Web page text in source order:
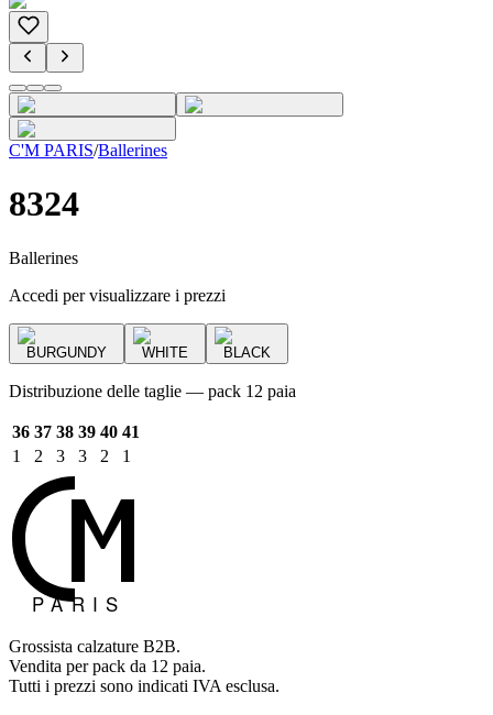
C'M PARIS/Ballerines
8324
Ballerines
Accedi per visualizzare i prezzi
BURGUNDY WHITE BLACK
Distribuzione delle taglie — pack 12 paia
36 37 38 39 40 41
1
2 3 3 2 1
Grossista calzature B2B.
Vendita per pack da 12 paia.
Tutti i prezzi sono indicati IVA esclusa.